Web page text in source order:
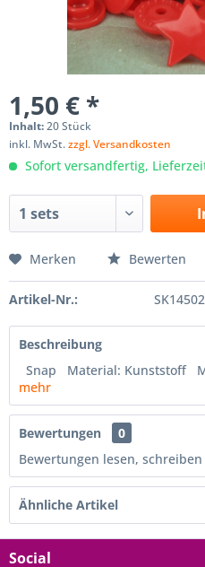
1,50 € *
Inhalt:20 Stück
inkl. MwSt.zzgl. Versandkosten
Sofort versandfertig,
Merken Bewerten
Artikel-Nr.: SK14502
Beschreibung
Snap Material: Kunststoff
mehr
Bewertungen
0
Bewertungen lesen,
Ähnliche Artikel
Social